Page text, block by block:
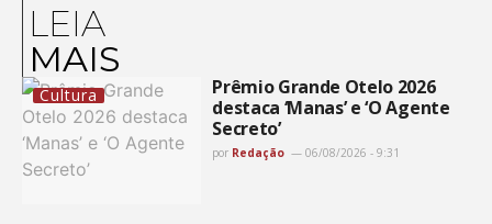
LEIA
MAIS
Cultura
Prêmio Grande Otelo 2026
destaca ‘Manas’ e ‘O Agente
Secreto’
por Redação 06/08/2026 - 9:31